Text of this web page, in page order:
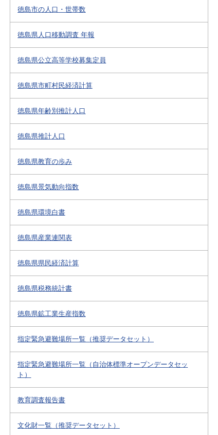
徳島市の人口・世帯数
徳島県人口移動調査 年報
徳島県公立高等学校募集定員
徳島県市町村民経済計算
徳島県年齢別推計人口
徳島県推計人口
徳島県教育の歩み
徳島県景気動向指数
徳島県環境白書
徳島県産業連関表
徳島県県民経済計算
徳島県税務統計書
徳島県鉱工業生産指数
指定緊急避難場所一覧（推奨データセット）
指定緊急避難場所一覧（自治体標準オープンデータセッ
ト）
教育調査報告書
文化財一覧（推奨データセット）